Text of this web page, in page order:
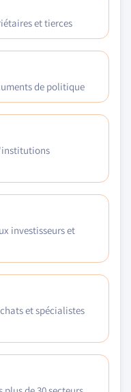
et tierces
de politique
investisseurs et
et spécialistes